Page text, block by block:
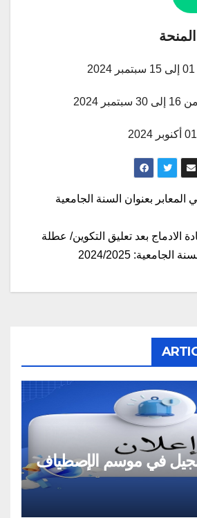
2024
المعابر بعنوان السنة الجامعية
الادماج بعد تعليق التكوين/ عطلة
2024/2025
في موسم الإصطياف